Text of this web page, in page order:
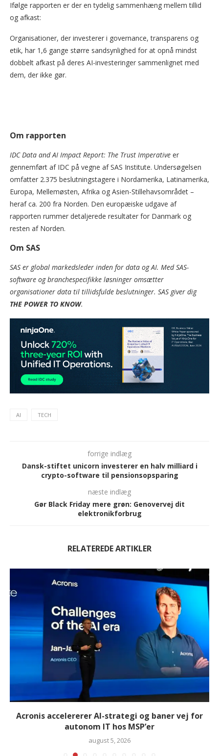
Ifølge rapporten er der en tydelig sammenhæng mellem tillid
og afkast:
Organisationer, der investerer i governance, transparens og
etik, har 1,6 gange større sandsynlighed for at opnå mindst
dobbelt afkast på deres AI-investeringer sammenlignet med
dem, der ikke gør.
Om rapporten
IDC Data and AI Impact Report: The Trust Imperative er
gennemført af IDC på vegne af SAS Institute. Undersøgelsen
omfatter 2.375 beslutningstagere i Nordamerika, Latinamerika,
Europa, Mellemøsten, Afrika og Asien-Stillehavsområdet –
heraf ca. 200 fra Norden. Den europæiske udgave af
rapporten rummer detaljerede resultater for Danmark og
resten af Norden.
Om SAS
SAS er global markedsleder inden for data og AI. Med SAS-
software og branchespecifikke løsninger omsætter
organisationer data til tillidsfulde beslutninger. SAS giver dig
THE POWER TO KNOW.
AI TECH
forrige indlæg
Dansk-stiftet unicorn investerer en halv milliard i
crypto-software til pensionsopsparing
næste indlæg
Gør Black Friday mere grøn: Genovervej dit
elektronikforbrug
RELATEREDE ARTIKLER
Acronis accelererer AI-strategi og baner vej for
autonom IT hos MSP’er
august 5, 2026